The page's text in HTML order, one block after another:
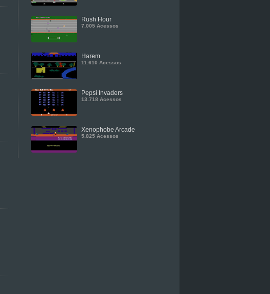
Rush Hour
7.005 Acessos
Harem
11.610 Acessos
Pepsi Invaders
13.718 Acessos
Xenophobe Arcade
5.825 Acessos